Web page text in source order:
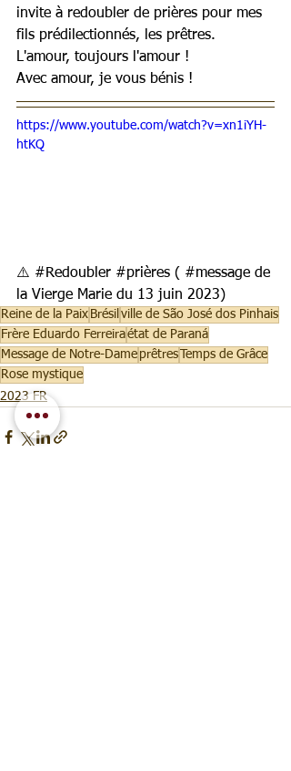
invite à redoubler de prières pour mes
fils prédilectionnés, les prêtres.
L'amour, toujours l'amour !
Avec amour, je vous bénis !
https://www.youtube.com/watch?v=xn1iYH-
htKQ
⚠️ #Redoubler #prières ( #message de
la Vierge Marie du 13 juin 2023)
Reine de la Paix Brésil ville de São José dos Pinhais
Frère Eduardo Ferreiraétat de Paraná
Message de Notre-Dame prêtresTemps de Grâce
Rose mystique
2023 FR